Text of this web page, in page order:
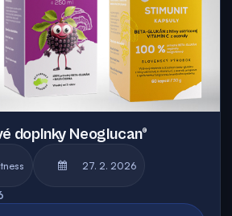
doplnky Neoglucan®
27. 2. 2026